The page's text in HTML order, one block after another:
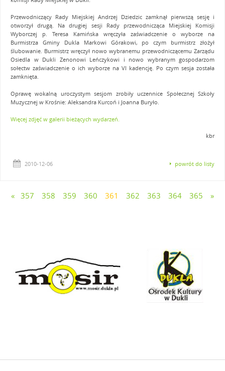
Przewodniczący Rady Miejskiej Andrzej Dziedzic zamknął pierwszą sesję i
otworzył drugą. Na drugiej sesji Rady przewodnicząca Miejskiej Komisji
Wyborczej p. Teresa Kamińska wręczyła zaświadczenie o wyborze na
Burmistrza Gminy Dukla Markowi Górakowi, po czym burmistrz złożył
ślubowanie. Burmistrz wręczył nowo wybranemu przewodniczącemu Zarządu
Osiedla w Dukli Zenonowi Leńczykowi i nowo wybranym gospodarzom
sołectw zaświadczenie o ich wyborze na VI kadencję. Po czym sesja została
zamknięta.
Oprawę wokalną uroczystym sesjom zrobiły uczennice Społecznej Szkoły
Muzycznej w Krośnie: Aleksandra Kurcoń i Joanna Buryło.
Więcej zdjęć w galerii bieżących wydarzeń.
kbr
2010-12-06 powrót do listy
« 357 358 359 360 361 362 363 364 365 »